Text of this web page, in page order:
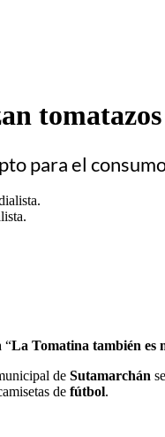
para el
“La Tomatina también es
de Sutamarchán
de fútbol.